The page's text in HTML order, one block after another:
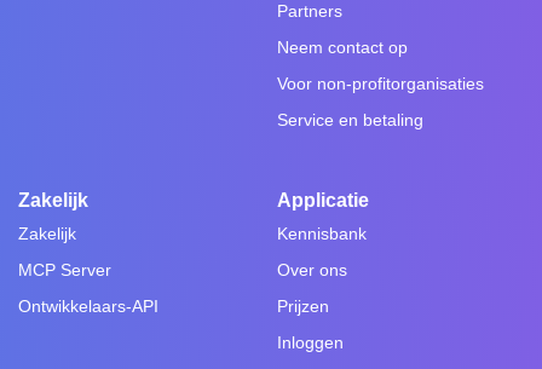
Partners
Neem contact op
Voor non-profitorganisaties
Service en betaling
Zakelijk
Zakelijk
MCP Server
Ontwikkelaars-API
Applicatie
Kennisbank
Over ons
Prijzen
Inloggen